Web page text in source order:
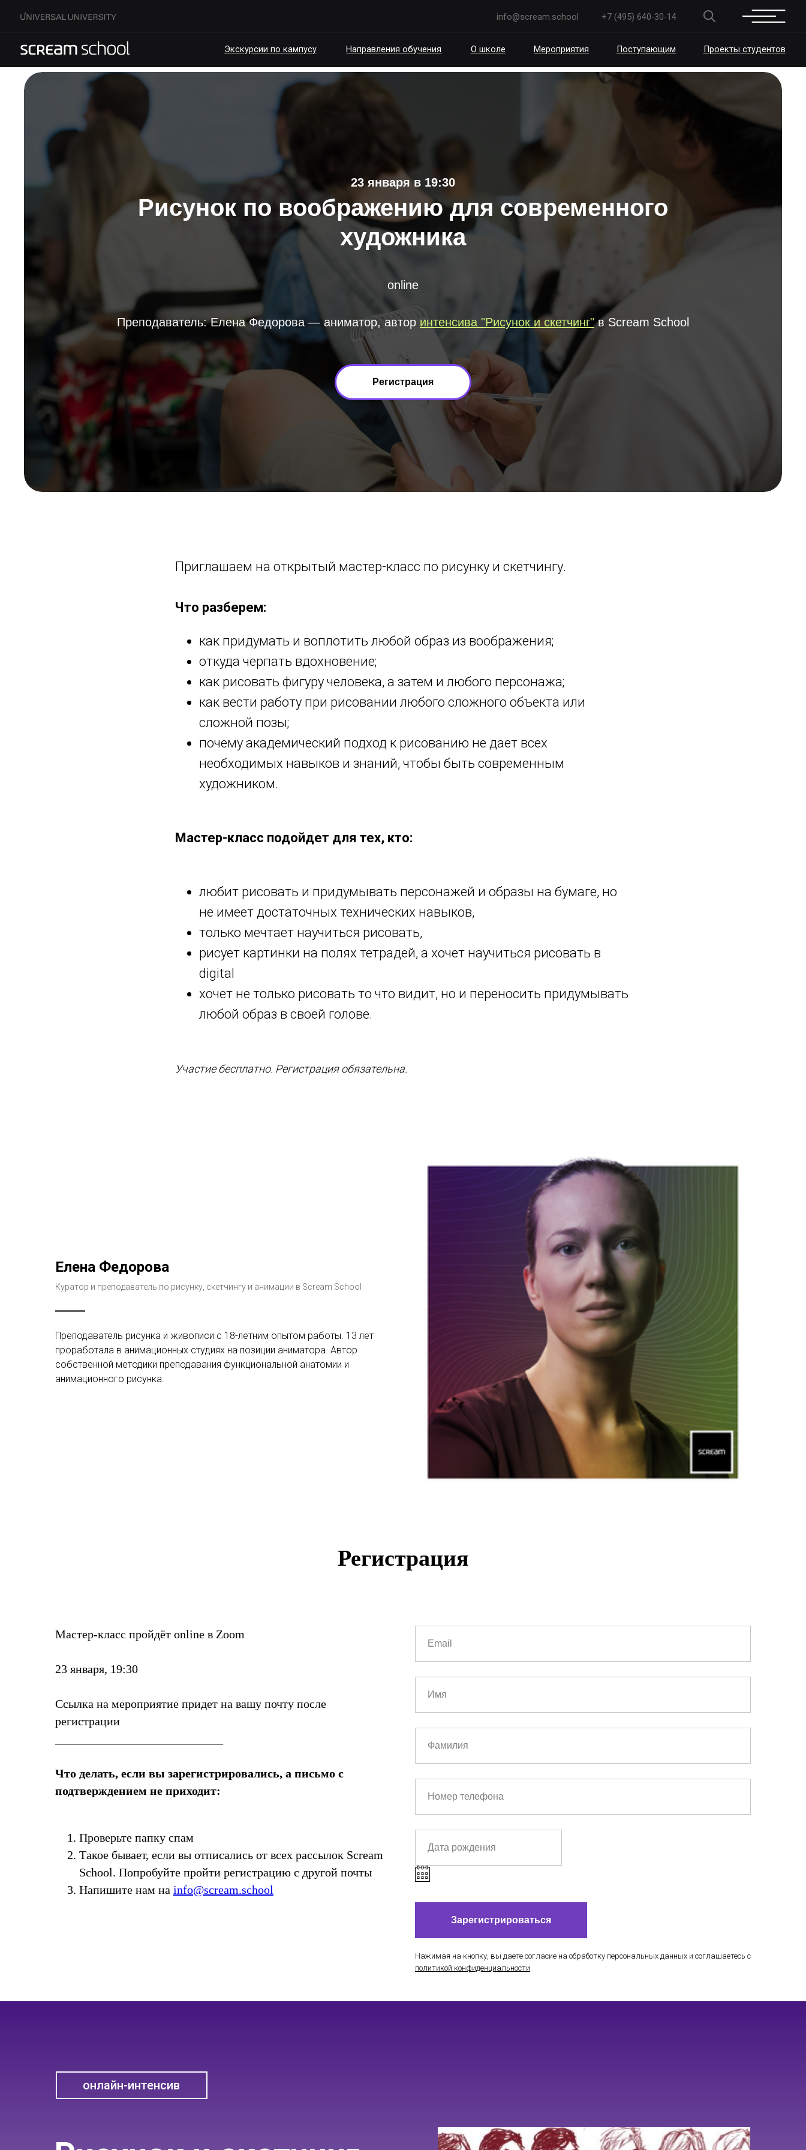
info@scream.school
Экскурсии по кампусу Направления обучения
+7 (495) 640-30-14
23 января в 19:30
Рисунок по воображению для современного
художника
online
Преподаватель: Елена Федорова — аниматор, автор интенсива "Рисунок и скетчинг"в Scream School
Регистрация
Приглашаем на открытый мастер-класс по рисунку и скетчингу.
Что разберем:
как придумать и воплотить любой образ из воображения;
откуда черпать вдохновение;
как рисовать фигуру человека, а затем и любого персонажа;
как вести работу при рисовании любого сложного объекта или
сложной позы;
почему академический подход к рисованию не дает всех
необходимых навыков и знаний, чтобы быть современным
художником.
Мастер-класс подойдет для тех, кто:
любит рисовать и придумывать персонажей и образы на бумаге, но
не имеет достаточных технических навыков,
только мечтает научиться рисовать,
рисует картинки на полях тетрадей, а хочет научиться рисовать в
digital
хочет не только рисовать то что видит, но и переносить придумывать
любой образ в своей голове.
Участие бесплатно. Регистрация обязательна.
Елена Федорова
Куратор и преподаватель по рисунку, скетчингу и анимации в Scream School
Преподаватель рисунка и живописи с 18-летним опытом работы. 13 лет
проработала в анимационных студиях на позиции аниматора. Автор
собственной методики преподавания функциональной анатомии и
анимационного рисунка.
Регистрация
Мастер-класс пройдёт online в Zoom
23 января, 19:30
Ссылка на мероприятие придет на вашу почту после
регистрации
Что делать, если вы зарегистрировались, а письмо с
подтверждением не приходит:
Проверьте папку спам
Такое бывает, если вы отписались от всех рассылок Scream
School. Попробуйте пройти регистрацию с другой почты
Напишите нам на info@scream.school
Зарегистрироваться
Нажимая на кнопку, вы даете согласие на обработку персональных данных и соглашаетесь c
политикой конфиденциальности.
онлайн-интенсив